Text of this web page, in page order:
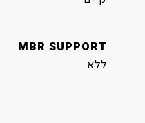
MBR SUPPORT
ללא